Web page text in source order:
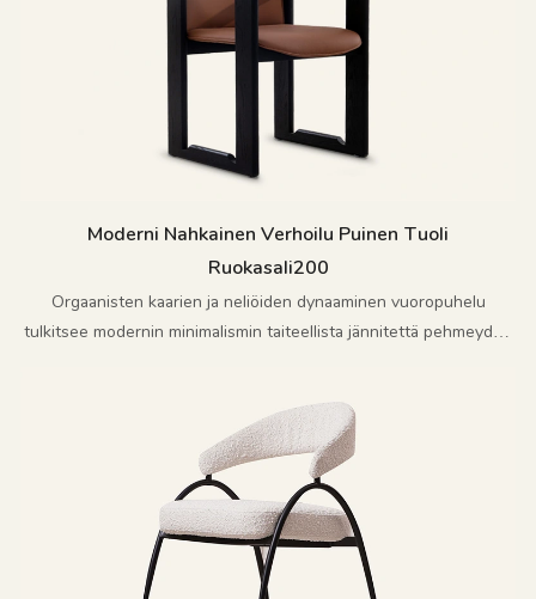
Moderni Nahkainen Verhoilu Puinen Tuoli
Ruokasali200
Orgaanisten kaarien ja neliöiden dynaaminen vuoropuhelu
tulkitsee modernin minimalismin taiteellista jännitettä pehmeyden